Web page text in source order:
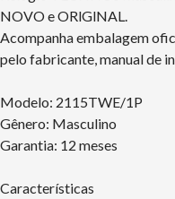
NOVO e ORlGlNAL.
Acompanha embalagem
pelo fabricante, manual de
Modelo: 2115TWE/1P
Gênero: Masculino
Garantia: 12 meses
Características